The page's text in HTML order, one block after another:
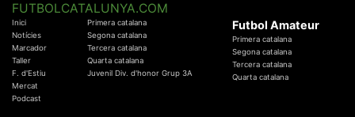
FUTBOLCATALUNYA.COM
Inici
Notícies
Marcador
Taller
F. d'Estiu
Mercat
Podcast
Primera catalana
Segona catalana
Tercera catalana
Quarta catalana
Juvenil Div. d'honor Grup 3A
Futbol Amateur
Primera catalana
Segona catalana
Tercera catalana
Quarta catalana